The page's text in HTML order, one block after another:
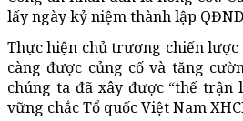
lấy ngày kỷ niệm thành lập
Thực hiện chủ trương chiến lược
càng được củng cố và tăng
chúng ta đã xây được “thế trận
vững chắc Tổ quốc Việt Nam